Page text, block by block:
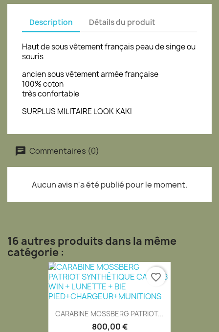
Description Détails du produit
Haut de sous vêtement français peau de singe ou
souris
ancien sous vêtement armée française
100% coton
très confortable
SURPLUS MILITAIRE LOOK KAKI
Commentaires (0)
Aucun avis n'a été publié pour le moment.
16 autres produits dans la même
catégorie :
CARABINE MOSSBERG PATRIOT...
800,00 €
favorite_border